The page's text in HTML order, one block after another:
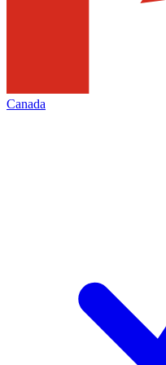
Canada